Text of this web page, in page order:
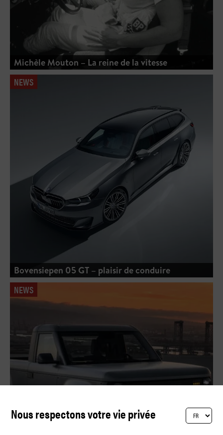
Michèle Mouton – La reine de la vitesse
NEWS
Bovensiepen 05 GT – plaisir de conduire
NEWS
Nous respectons votre vie privée